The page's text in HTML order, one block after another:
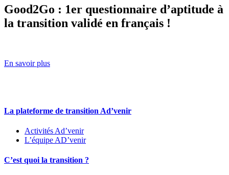
Good2Go : 1er questionnaire d’aptitude à
la transition validé en français !
En savoir plus
La plateforme de transition Ad’venir
Activités Ad’venir
L’équipe AD’venir
C’est quoi la transition ?